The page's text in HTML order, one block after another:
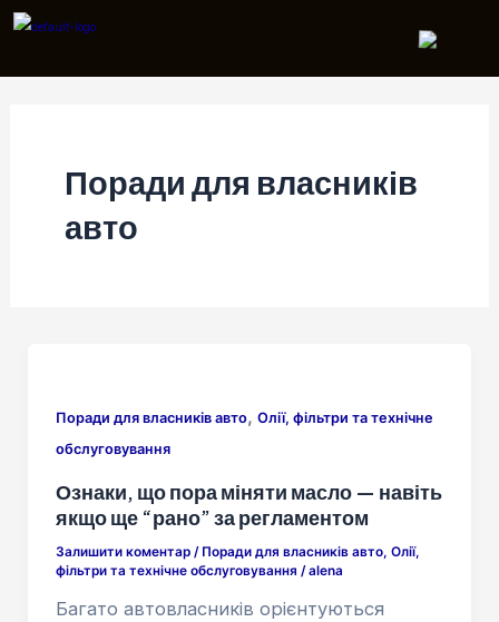
Перейти
вмісту
Поради для власників
авто
Поради для власників авто, Олії, фільтри та технічне
обслуговування
Ознаки, що пора міняти масло — навіть
якщо ще “рано” за регламентом
Залишити коментар / Поради для власників авто, Олії,
фільтри та технічне обслуговування /alena
Багато автовласників орієнтуються